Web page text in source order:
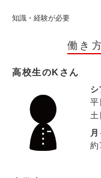
知識・経験が必要
働き
高校生のKさん
シ
平